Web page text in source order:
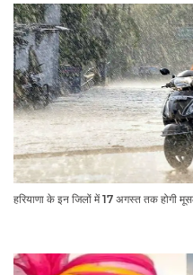
हरियाणा के इन जिलों में 17 अगस्त तक होगी